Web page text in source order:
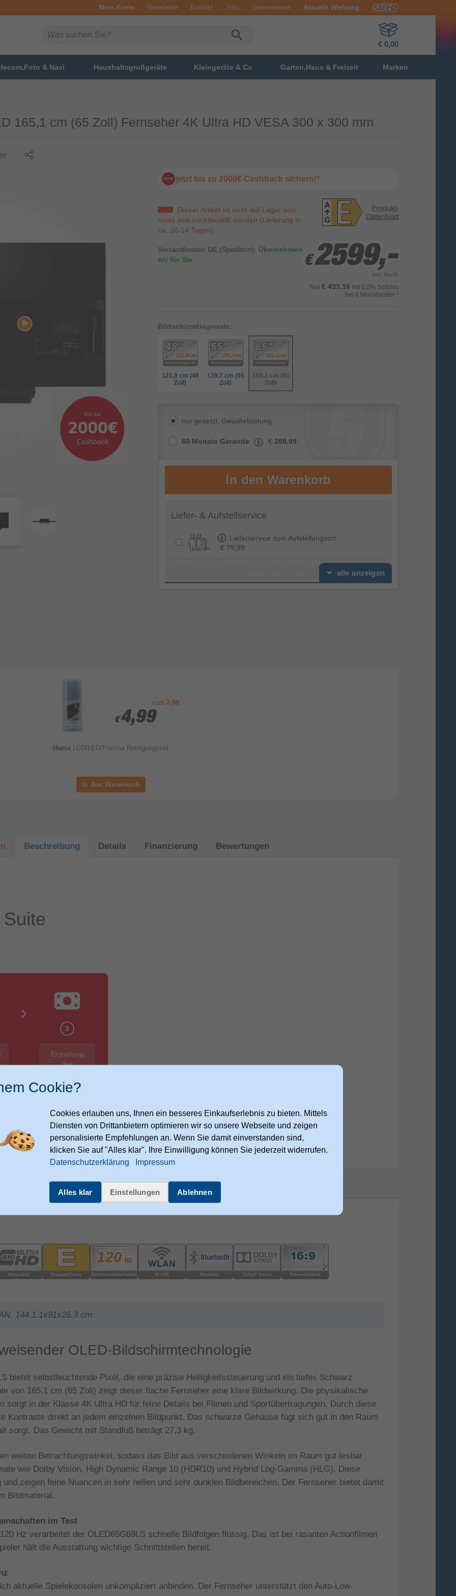
Mein Konto Newsletter Kontakt Jobs Unternehmen Aktuelle Werbung
€ 0,00
& Navi Haushaltsgroßgeräte Kleingeräte & Co Garten,Haus & Freizeit Marken
165,1 cm (65 Zoll) Fernseher 4K Ultra HD VESA 300 x 300 mm
jetzt bis zu 2000€ Cashback sichern!*
Dieser Artikel ist nicht auf Lager und
muss erst nachbestellt werden (Lieferung in
ca. 10-14 Tagen)
Versandkosten DE (Spedition): Übernehmen
wir für Sie
Produkt-
Datenblatt
€2599,-
€2599,-
€2599,-
inkl. MwSt.
Nur € 433,16 mit 0,0% Sollzins
bei 6 Monatsraten 1
Bildschirmdiagonale:
121,9 cm (48
Zoll)
139,7 cm (55
Zoll)
165,1 cm (65
Zoll)
nur gesetzl. Gewährleistung
60 Monate Garantie € 269,99
Liefer- & Aufstellservice
Lieferservice zum Aufstellungsort
€ 79,99
Premium Plus Option - Feierabendservice
alle anzeigen
statt 7,99
€ 4,99
€ 4,99
Hama LCD/LED/Plasma Reinigungsset
Beschreibung Details Finanzierung Bewertungen
3
Erstattung
des
Betrages
auf das
Konto
144.1.1x91x26.3 cm
OLED-Bildschirmtechnologie
bietet selbstleuchtende Pixel, die eine präzise Helligkeitssteuerung und ein tiefes Schwarz
von 165,1 cm (65 Zoll) zeigt dieser flache Fernseher eine klare Bildwirkung. Die physikalische
sorgt in der Klasse 4K Ultra HD für feine Details bei Filmen und Sportübertragungen. Durch diese
Kontraste direkt an jedem einzelnen Bildpunkt. Das schwarze Gehäuse fügt sich gut in den Raum
sorgt. Das Gewicht mit Standfuß beträgt 27,3 kg.
weiten Betrachtungswinkel, sodass das Bild aus verschiedenen Winkeln im Raum gut lesbar
wie Dolby Vision, High Dynamic Range 10 (HDR10) und Hybrid Log-Gamma (HLG). Diese
zeigen feine Nuancen in sehr hellen und sehr dunklen Bildbereichen. Der Fernseher bietet damit
Bildmaterial.
im Test
Hz verarbeitet der OLED65G69LS schnelle Bildfolgen flüssig. Das ist bei rasanten Actionfilmen
hält die Ausstattung wichtige Schnittstellen bereit.
aktuelle Spielekonsolen unkompliziert anbinden. Der Fernseher unterstützt den Auto-Low-
Cookie?
Cookies erlauben uns, Ihnen ein besseres Einkaufserlebnis zu bieten. Mittels
Diensten von Drittanbietern optimieren wir so unsere Webseite und zeigen
personalisierte Empfehlungen an. Wenn Sie damit einverstanden sind,
klicken Sie auf "Alles klar". Ihre Einwilligung können Sie jederzeit widerrufen.
Datenschutzerklärung
Impressum
Alles klar Einstellungen Ablehnen